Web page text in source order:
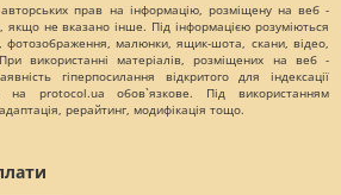
прав на інформацію, розміщену на веб -
якщо не вказано інше. Під інформацією розуміються
фотозображення, малюнки, ящик-шота, скани, відео,
використанні матеріалів, розміщених на веб -
гіперпосилання відкритого для індексації
на protocol.ua обов`язкове. Під використанням
рерайтинг, модифікація тощо.